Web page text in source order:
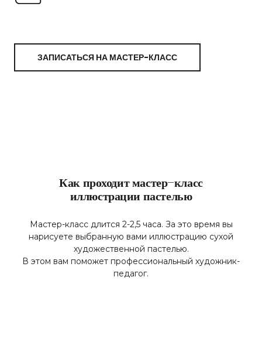
ЗАПИСАТЬСЯ НА МАСТЕР-КЛАСС
Как проходит мастер-класс
иллюстрации пастелью
Мастер-класс длится 2-2,5 часа. За это время вы
нарисуете выбранную вами иллюстрацию сухой
художественной пастелью.
В этом вам поможет профессиональный художник-
педагог.